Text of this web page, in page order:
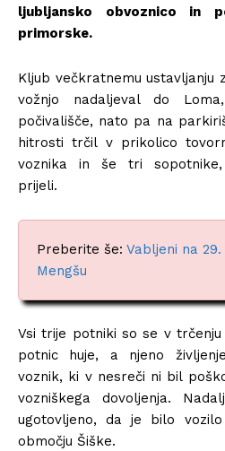
ljubljansko obvoznico in
primorske.
Kljub večkratnemu ustavljanju
vožnjo nadaljeval do
počivališče, nato pa na
hitrosti trčil v prikolico
voznika in še tri sopotnike,
prijeli.
Preberite še: Vabljeni na
Mengšu
Vsi trije potniki so se v trčenju
potnic huje, a njeno
voznik, ki v nesreči ni bil
vozniškega dovoljenja.
ugotovljeno, da je bilo
območju Šiške.